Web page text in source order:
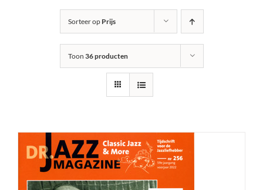
Sorteer op Prijs
Toon 36 producten